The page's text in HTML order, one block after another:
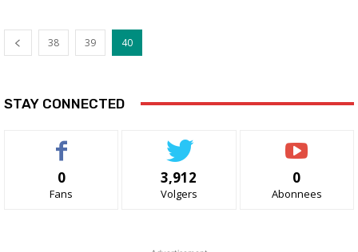
38 39 40
STAY CONNECTED
0
Fans
3,912
Volgers
0
Abonnees